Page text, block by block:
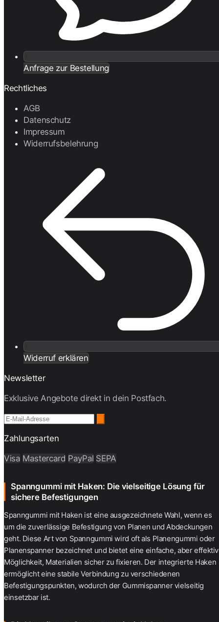
Anfrage zur Bestellung
Rechtliches
AGB
Datenschutz
Impressum
Widerrufsbelehrung
Widerruf erklären
Newsletter
Exklusive Angebote direkt in dein Postfach.
Zahlungsarten
Visa Mastercard PayPal SEPA
Spanngummi mit Haken: Die vielseitige Lösung für
sichere Befestigungen
Spanngummi mit Haken ist eine ausgezeichnete Wahl, wenn es
um die zuverlässige Befestigung von Planen und Abdeckungen
geht. Diese Art von Spanngummi wird oft als Planengummi oder
Planenspannerbezeichnet und bietet eine einfache, aber
Möglichkeit, Materialien sicher zu fixieren. Der integrierte Haken
ermöglicht eine stabile Verbindung zu verschiedenen
Befestigungspunkten, wodurch der Gummispannervielseitig
einsetzbar ist.